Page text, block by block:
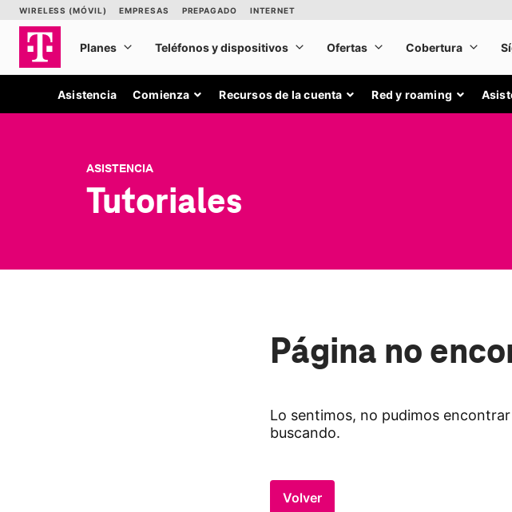
Asistencia Comienza Recursos de la cuenta Red y roaming
ASISTENCIA
Tutoriales